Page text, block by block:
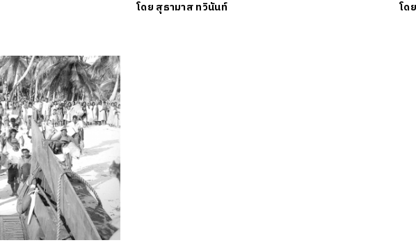
โดย สุธามาส ทวินันท์ โดย